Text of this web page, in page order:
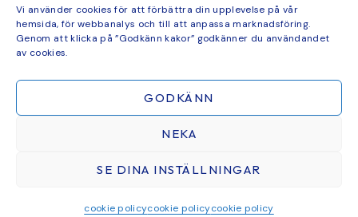
Vi använder cookies för att förbättra din upplevelse på vår
hemsida, för webbanalys och till att anpassa marknadsföring.
Genom att klicka på ”Godkänn kakor” godkänner du användandet
av cookies.
GODKÄNN
NEKA
SE DINA INSTÄLLNINGAR
cookie policycookie policycookie policy
Kurser
Måleri
mina favorit recept
Mönster
ÅTERFÖRSÄLJARE & SAMARBETEN
© 2026 STUDIO KURBITS · THEME BY17TH AVENUE